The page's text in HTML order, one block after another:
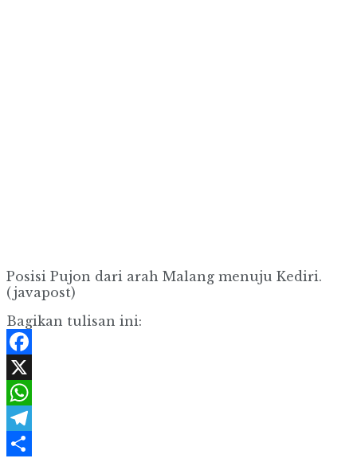
Posisi Pujon dari arah Malang menuju Kediri.
(javapost)
Bagikan tulisan ini:
Facebook
X
WhatsApp
Telegram